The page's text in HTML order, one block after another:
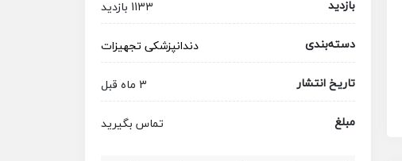
بازدید
1133 بازدید
دسته‌بندی
دندانپزشکی تجهیزات
تاریخ انتشار
3 ماه قبل
مبلغ
تماس بگیرید